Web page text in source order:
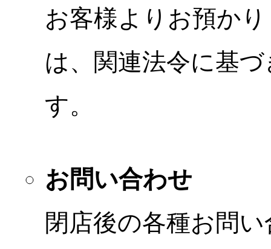
お客様よりお預か
は、関連法令に基
す。
お問い合わせ
閉店後の各種お問